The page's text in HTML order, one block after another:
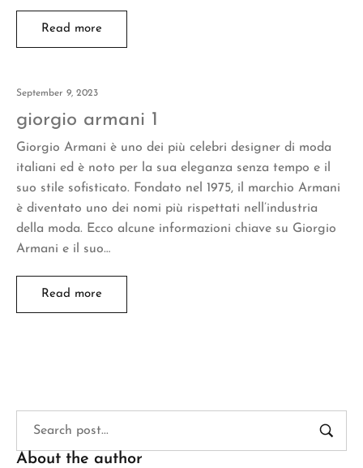
Read more
September 9, 2023
giorgio armani 1
Giorgio Armani è uno dei più celebri designer di moda
italiani ed è noto per la sua eleganza senza tempo e il
suo stile sofisticato. Fondato nel 1975, il marchio Armani
è diventato uno dei nomi più rispettati nell’industria
della moda. Ecco alcune informazioni chiave su Giorgio
Armani e il suo…
Read more
About the author